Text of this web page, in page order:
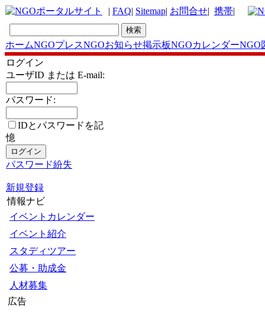
| FAQ| Sitemap| お問合せ| 携帯|
ホームNGOプレスNGOお知らせ掲示板NGOカレンダーNGO
ログイン
ユーザID または E-mail:
パスワード:
IDとパスワードを記
憶
パスワード紛失
新規登録
情報ナビ
イベントカレンダー
イベント紹介
スタディツアー
公募・助成金
人材募集
広告